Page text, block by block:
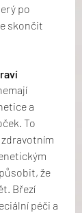
po
skončit
a
To
že
Březí
péči a